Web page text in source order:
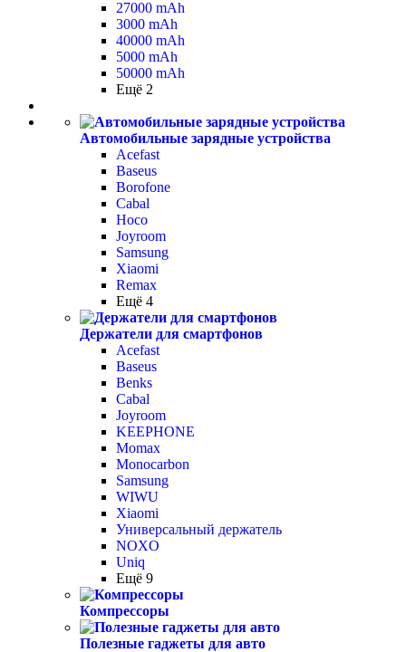
27000 mAh
3000 mAh
40000 mAh
5000 mAh
50000 mAh
Ещё 2
Автомобильные зарядные устройства
Acefast
Baseus
Borofone
Cabal
Hoco
Joyroom
Samsung
Xiaomi
Remax
Ещё 4
Держатели для смартфонов
Acefast
Baseus
Benks
Cabal
Joyroom
KEEPHONE
Momax
Monocarbon
Samsung
WIWU
Xiaomi
Универсальный держатель
NOXO
Uniq
Ещё 9
Компрессоры
Полезные гаджеты для авто